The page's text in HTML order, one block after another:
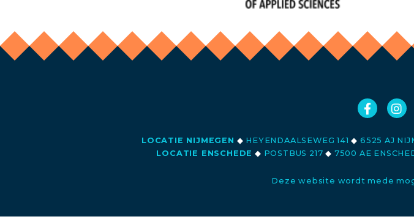
LOCATIE NIJMEGEN ◆ HEYENDAALSEWEG 141◆ 6525 AJ
LOCATIE ENSCHEDE ◆ POSTBUS 217◆ 7500 AE
Deze website wordt mede